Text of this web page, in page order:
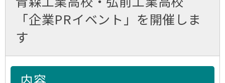
「企業PRイベント」を開催しま
す